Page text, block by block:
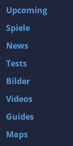
Upcoming
Spiele
News
Tests
Bilder
Videos
Guides
Maps